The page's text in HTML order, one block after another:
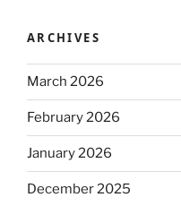
ARCHIVES
March 2026
February 2026
January 2026
December 2025